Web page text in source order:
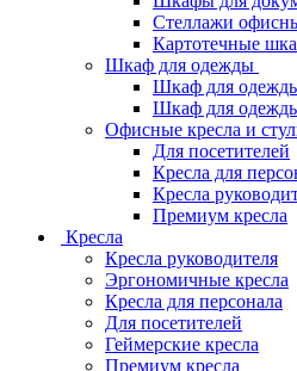
Стеллажи
Картотечные
Шкаф для одежды
Шкаф для
Шкаф для
Офисные кресла и
Для посетителей
Кресла для
Кресла
Премиум кресла
Кресла
Кресла руководителя
Эргономичные кресла
Кресла для персонала
Для посетителей
Геймерские кресла
Премиум кресла